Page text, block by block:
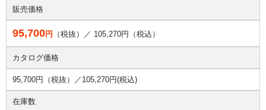
販売価格
95,700円 （税抜）／ 105,270円（税込）
カタログ価格
95,700円（税抜）／ 105,270円(税込)
在庫数